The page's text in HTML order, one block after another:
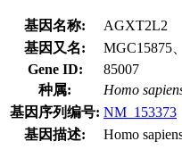
基因名称:
AGXT2L2
基因又名:
MGC15875
Gene ID:
85007
种属:
Homo
基因序列编号: NM_153373
基因描述:
Homo